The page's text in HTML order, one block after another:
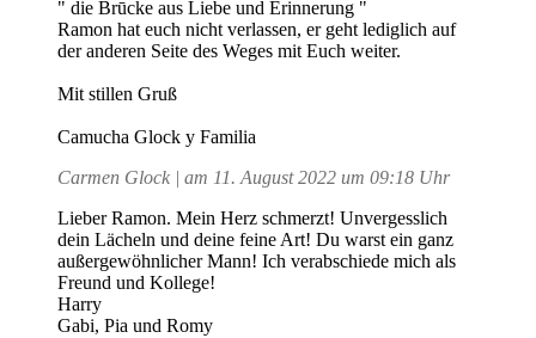
" die Brūcke aus Liebe und Erinnerung "
Ramon hat euch nicht verlassen, er geht lediglich auf
der anderen Seite des Weges mit Euch weiter.
Mit stillen Gruß
Camucha Glock y Familia
Carmen Glock | am 11. August 2022 um 09:18 Uhr
Lieber Ramon. Mein Herz schmerzt! Unvergesslich
dein Lächeln und deine feine Art! Du warst ein ganz
außergewöhnlicher Mann! Ich verabschiede mich als
Freund und Kollege!
Harry
Gabi, Pia und Romy